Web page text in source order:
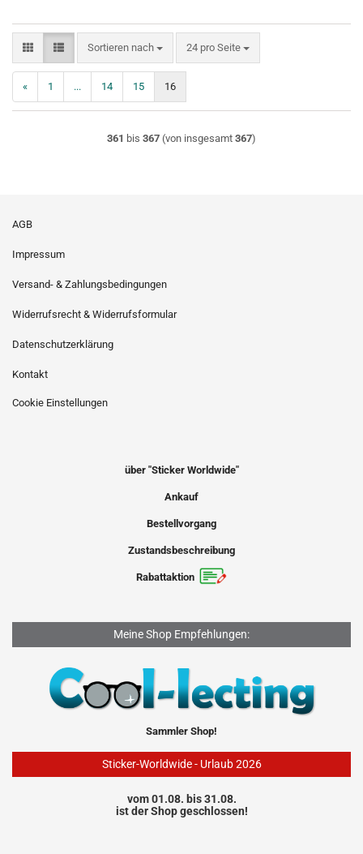
Sortieren nach
Sortieren nach 24 pro Seite
pro Seite
« 1 ... 14 15 16
361 bis 367 (von insgesamt 367)
AGB
Impressum
Versand- & Zahlungsbedingungen
Widerrufsrecht & Widerrufsformular
Datenschutzerklärung
Kontakt
Cookie Einstellungen
über "Sticker Worldwide"
Ankauf
Bestellvorgang
Zustandsbeschreibung
Rabattaktion
Meine Shop Empfehlungen:
Sammler Shop!
Sticker-Worldwide - Urlaub 2026
vom 01.08. bis 31.08.
ist der Shop geschlossen!